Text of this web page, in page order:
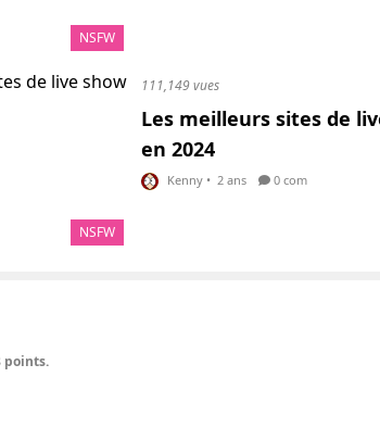
NSFW
NSFW
111,149 vues
Les meilleurs sites de
en 2024
Kenny • 2 ans 0 com
points.